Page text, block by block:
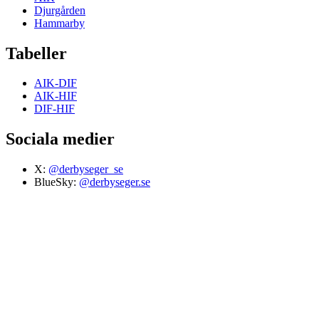
Djurgården
Hammarby
Tabeller
AIK-DIF
AIK-HIF
DIF-HIF
Sociala medier
X: @derbyseger_se
BlueSky: @derbyseger.se